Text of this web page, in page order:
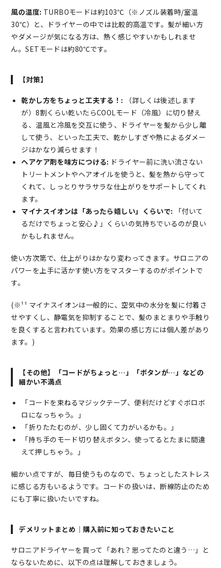
風の温度: TURBOモードは約103℃（※ノズル装着時/室温
30℃）と、ドライヤーの中では比較的高温です。髪が細い方
やダメージが気になる方は、熱く感じやすいかもしれませ
ん。SETモードは約80℃です。
【対策】
乾かし方をちょっと工夫する！: （詳しくは後述します
が）8割くらい乾いたらCOOLモード（冷風）に切り替え
る、温風と冷風を交互に使う、ドライヤーを髪から少し離
して使う、といった工夫で、乾かしすぎや熱によるダメー
ジはかなり減らせます！
ヘアケア剤を味方につける: ドライヤー前に洗い流さない
トリートメントやヘアオイルを使うと、髪を熱から守って
くれて、しっとりサラサラな仕上がりをサポートしてくれ
ます。
マイナスイオンは「あったら嬉しい」くらいで: 「付いて
るだけでちょっと安心♪」くらいの気持ちでいるのが良い
かもしれません。
使い方次第で、仕上がりはかなり変わってきます。サロニアの
パワーを上手に活かす使い方をマスターするのがポイントで
す。
(※¹¹ マイナスイオンは一般的に、空気中の水分を髪に付着さ
せやすくし、静電気を抑制することで、髪のまとまりや手触り
を良くすると言われています。効果の感じ方には個人差があり
ます。)
【その他】「コードがちょっと…」「ボタンが…」などの
細かい不満点
「コードを束ねるマジックテープ、便利だけどすぐボロボ
ロになっちゃう。」
「折りたたむのが、少し固くて力がいるかも。」
「持ち手のモード切り替えボタン、使ってるとたまに間違
えて押しちゃう。」
細かい点ですが、毎日使うものなので、ちょっとしたストレス
に感じる方もいるようです。コードの扱いは、断線防止のため
にも丁寧に扱いたいですね。
デメリットまとめ｜購入前に知っておきたいこと
サロニアドライヤーを買って「あれ？思ってたのと違う…」と
ならないために、以下の点は理解しておきましょう。